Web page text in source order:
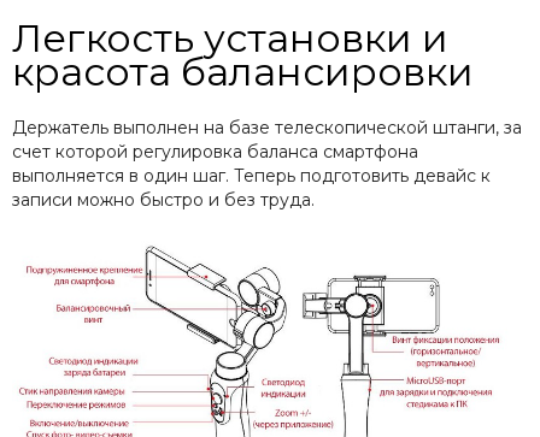
Легкость установки и
красота балансировки
Держатель выполнен на базе телескопической штанги, за
счет которой регулировка баланса смартфона
выполняется в один шаг. Теперь подготовить девайс к
записи можно быстро и без труда.